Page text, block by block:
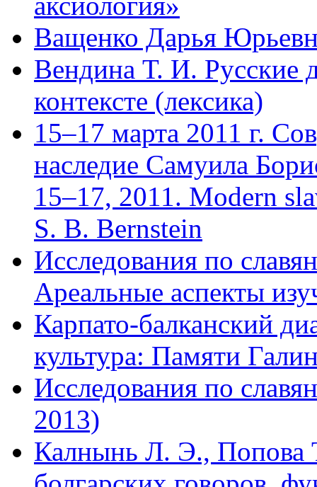
Ващенко Дарья
Вендина Т. И. Русские
контексте (лексика)
15–17 марта 2011 г.
наследие Самуила
15–17, 2011. Modern
S. B. Bernstein
Исследования по
Ареальные аспекты
Карпато-балканский
культура: Памяти
Исследования по
2013)
Калнынь Л. Э., Попова